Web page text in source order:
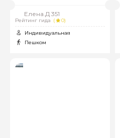
Елена.Д 351
Рейтинг гида (
0)
Индивидуальная
Пешком